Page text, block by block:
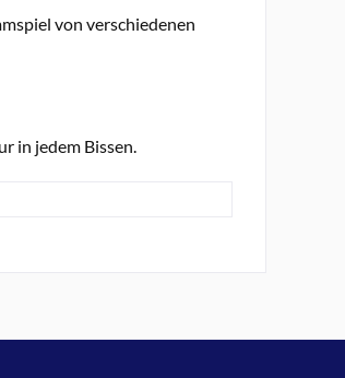
von verschiedenen
in jedem Bissen.